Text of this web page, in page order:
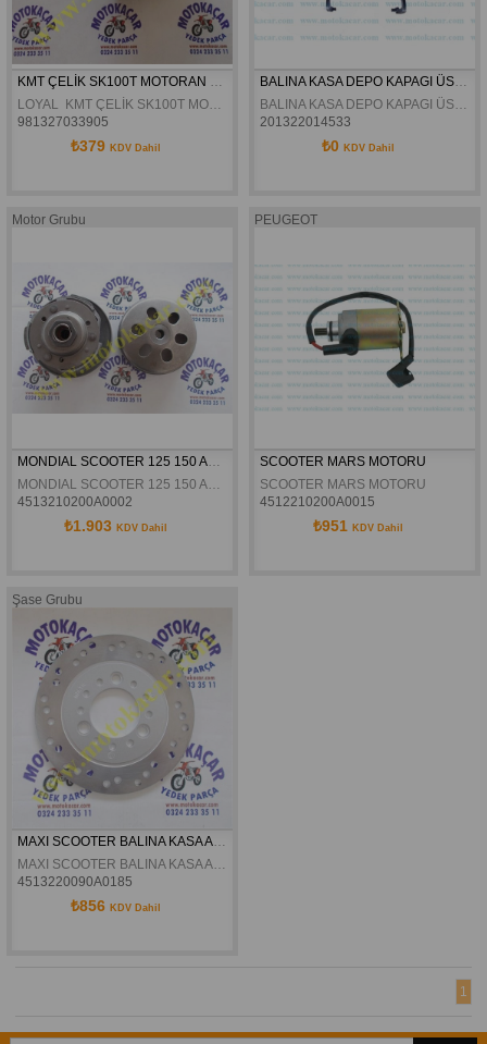
LOYAL  KMT ÇELİK SK100T MOTORAN VENTO KİLOMETRE
981327033905
₺379 KDV Dahil
201322014533
₺0 KDV Dahil
Motor Grubu
MONDIAL SCOOTER 125 150 ARKA KAVRAMA KOMPLE
MONDIAL SCOOTER 125 150 ARKA KAVRAMA KOMPLE
4513210200A0002
₺1.903 KDV Dahil
PEUGEOT
SCOOTER MARS MOTORU
SCOOTER MARS MOTORU
4512210200A0015
₺951 KDV Dahil
Şase Grubu
MAXI SCOOTER BALINA KASA ARKA FREN DISKI
MAXI SCOOTER BALINA KASA ARKA FREN DISKI
4513220090A0185
₺856 KDV Dahil
1